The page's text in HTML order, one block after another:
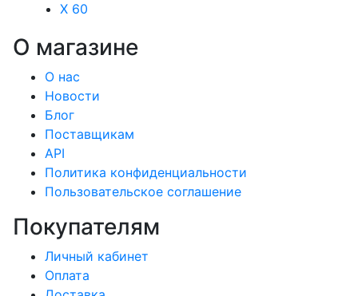
X 60
О магазине
О нас
Новости
Блог
Поставщикам
API
Политика конфиденциальности
Пользовательское соглашение
Покупателям
Личный кабинет
Оплата